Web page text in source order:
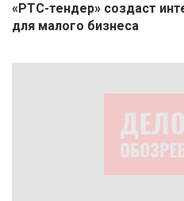
«РТС-тендер» создаст
для малого бизнеса